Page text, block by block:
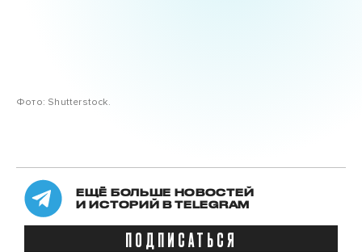
Фото: Shutterstock.
ЕЩЁ БОЛЬШЕ НОВОСТЕЙ
И ИСТОРИЙ В TELEGRAM
ПОДПИСАТЬСЯ